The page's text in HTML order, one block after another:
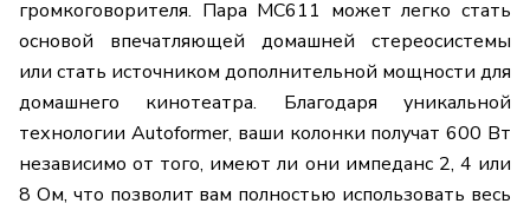
громкоговорителя. Пара MC611 может легко стать
основой впечатляющей домашней стереосистемы
или стать источником дополнительной мощности для
домашнего кинотеатра. Благодаря уникальной
технологии Autoformer, ваши колонки получат 600 Вт
независимо от того, имеют ли они импеданс 2, 4 или
8 Ом, что позволит вам полностью использовать весь